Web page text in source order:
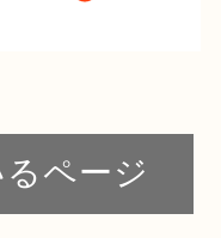
ページ